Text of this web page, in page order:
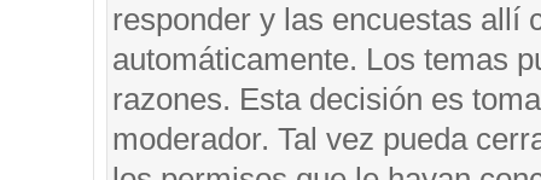
responder y las encuestas allí
automáticamente. Los temas
razones. Esta decisión es
moderador. Tal vez pueda